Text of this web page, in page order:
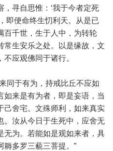
寻自思惟：‘我于今者定死
即便命终生忉利天。从是已
百千世，生于人中，为转轮
常生安乐之处。以是缘故，文
应观佛同于诸行。
同于有为，持戒比丘不应如
如来是有为者，即是妄语，当
己舍宅。文殊师利，如来真实
。汝从今日于生死中，应舍无
无为。若能如是观如来者，具
耨多罗三藐三菩提。”